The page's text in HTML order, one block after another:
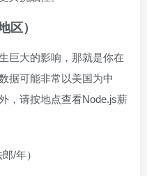
区）
巨大的影响，那就是你在
据可能非常以美国为中
，请按地点查看Node.js薪
/年）